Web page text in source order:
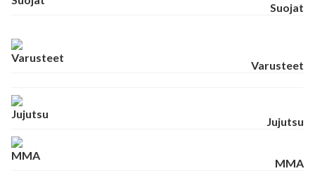
Suojat
Varusteet
Jujutsu
MMA